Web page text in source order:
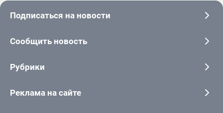
Подписаться на новости
Сообщить новость
Рубрики
Реклама на сайте